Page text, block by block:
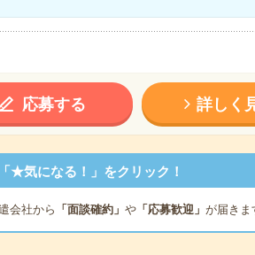
応募する 詳しく
★気になる！」をクリック！
会社から 「面談確約」 や「応募歓迎」 が届きま